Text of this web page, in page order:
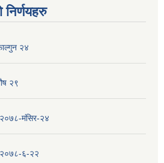
निर्णयहरु
२४
२९
२०७८-मंसिर-२४
२०७८-६-२२